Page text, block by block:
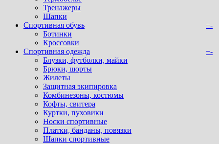
Тренажеры
Шапки
Спортивная обувь
+-
Ботинки
Кроссовки
Спортивная одежда
+-
Блузки, футболки, майки
Брюки, шорты
Жилеты
Защитная экипировка
Комбинезоны, костюмы
Кофты, свитера
Куртки, пуховики
Носки спортивные
Платки, банданы, повязки
Шапки спортивные